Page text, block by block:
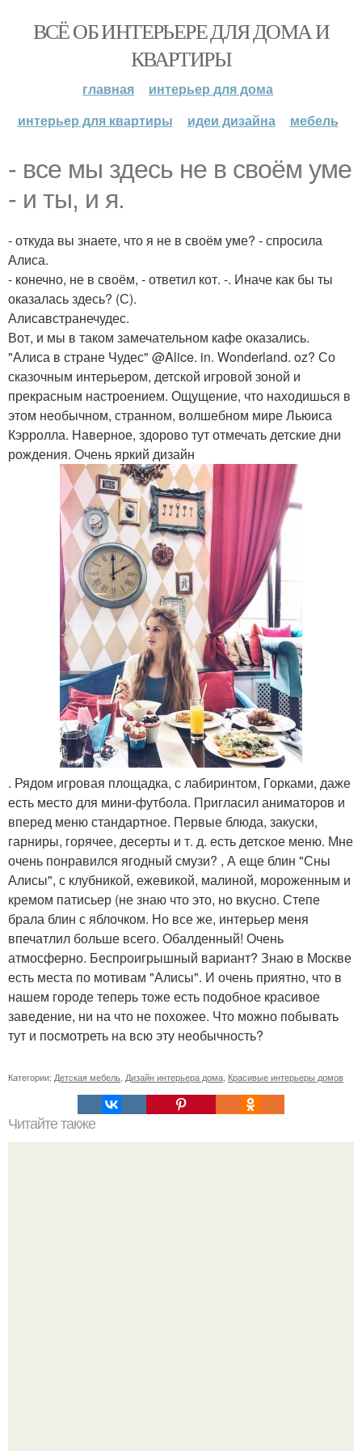
ВСЁ ОБ ИНТЕРЬЕРЕ ДЛЯ ДОМА И
КВАРТИРЫ
главная
интерьер для дома
интерьер для квартиры
идеи дизайна мебель
- все мы здесь не в своём уме
- и ты, и я.
- откуда вы знаете, что я не в своём уме? - спросила
Алиса.
- конечно, не в своём, - ответил кот. -. Иначе как бы ты
оказалась здесь? (С).
Алисавстранечудес.
Вот, и мы в таком замечательном кафе оказались.
"Алиса в стране Чудес" @Alice. in. Wonderland. oz? Со
сказочным интерьером, детской игровой зоной и
прекрасным настроением. Ощущение, что находишься в
этом необычном, странном, волшебном мире Льюиса
Кэрролла. Наверное, здорово тут отмечать детские дни
рождения. Очень яркий дизайн
. Рядом игровая площадка, с лабиринтом, Горками, даже
есть место для мини-футбола. Пригласил аниматоров и
вперед меню стандартное. Первые блюда, закуски,
гарниры, горячее, десерты и т. д. есть детское меню. Мне
очень понравился ягодный смузи? , А еще блин "Сны
Алисы", с клубникой, ежевикой, малиной, мороженным и
кремом патисьер (не знаю что это, но вкусно. Степе
брала блин с яблочком. Но все же, интерьер меня
впечатлил больше всего. Обалденный! Очень
атмосферно. Беспроигрышный вариант? Знаю в Москве
есть места по мотивам "Алисы". И очень приятно, что в
нашем городе теперь тоже есть подобное красивое
заведение, ни на что не похожее. Что можно побывать
тут и посмотреть на всю эту необычность?
Категории: Детская мебель Дизайн интерьера дома Красивые интерьеры домов
Читайте также